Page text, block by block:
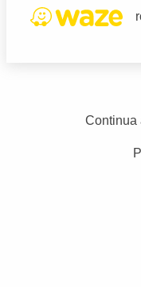
Continua